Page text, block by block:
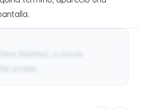
finished, a movie
screen.